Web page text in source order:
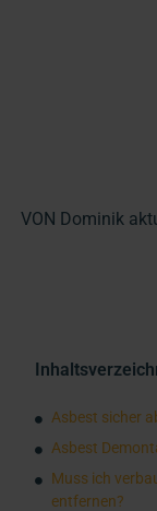
VON Dominik
Asbest sicher
Asbest
Muss ich
entfernen?